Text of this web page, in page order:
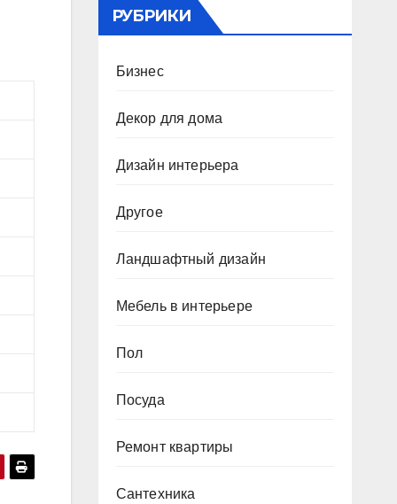
РУБРИКИ
Бизнес
Декор для дома
Дизайн интерьера
Другое
Ландшафтный дизайн
Мебель в интерьере
Пол
Посуда
Ремонт квартиры
Сантехника